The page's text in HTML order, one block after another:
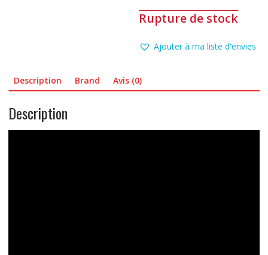
Rupture de stock
Ajouter à ma liste d'envies
Description Brand Avis (0)
Description